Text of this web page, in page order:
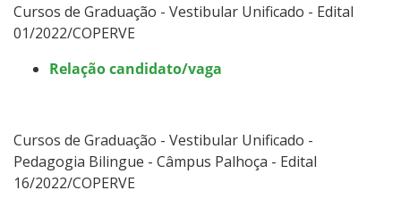
Cursos de Graduação - Vestibular Unificado - Edital
01/2022/COPERVE
Relação candidato/vaga
Cursos de Graduação - Vestibular Unificado -
Pedagogia Bilingue - Câmpus Palhoça - Edital
16/2022/COPERVE